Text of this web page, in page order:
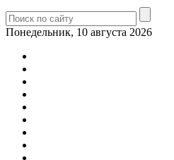
Понедельник, 10 августа 2026